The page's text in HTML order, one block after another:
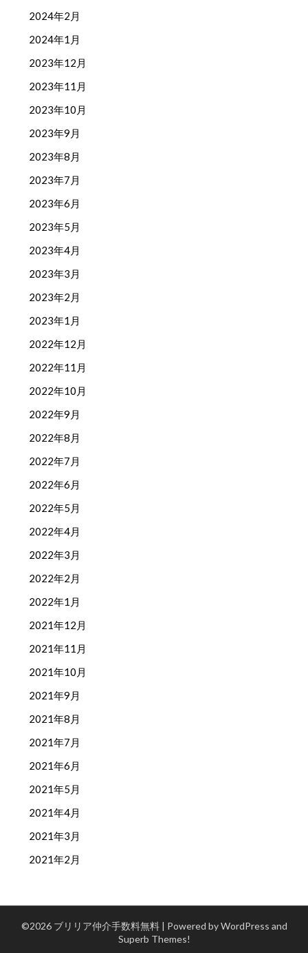
2024年2月
2024年1月
2023年12月
2023年11月
2023年10月
2023年9月
2023年8月
2023年7月
2023年6月
2023年5月
2023年4月
2023年3月
2023年2月
2023年1月
2022年12月
2022年11月
2022年10月
2022年9月
2022年8月
2022年7月
2022年6月
2022年5月
2022年4月
2022年3月
2022年2月
2022年1月
2021年12月
2021年11月
2021年10月
2021年9月
2021年8月
2021年7月
2021年6月
2021年5月
2021年4月
2021年3月
2021年2月
©2026 ブリリア仲介手数料無料 | Powered by WordPress and
Superb Themes!